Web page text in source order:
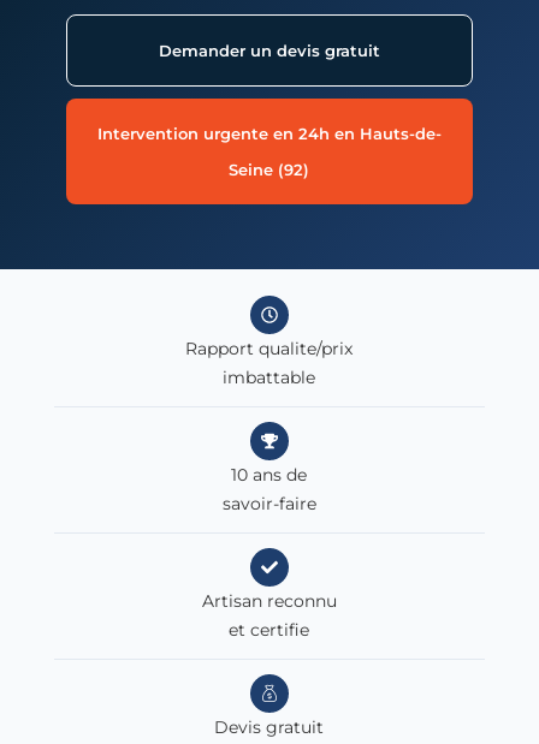
Demander un devis gratuit
Intervention urgente en 24h en Hauts-de-
Seine (92)
Rapport qualite/prix
imbattable
10 ans de
savoir-faire
Artisan reconnu
et certifie
Devis gratuit